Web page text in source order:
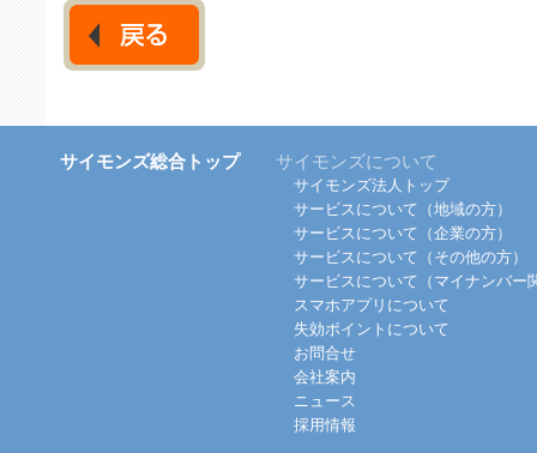
サイモンズ総合トップ サイモンズについて
サイモンズ法人トップ
サービスについて（地域の方）
サービスについて（企業の方）
サービスについて（その他の方）
サービスについて（マイナンバー
スマホアプリについて
失効ポイントについて
お問合せ
会社案内
ニュース
採用情報